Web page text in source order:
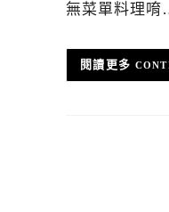
無菜單料理唷